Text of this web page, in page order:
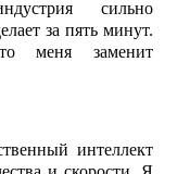
сильно
за пять минут.
меня заменит
интеллект